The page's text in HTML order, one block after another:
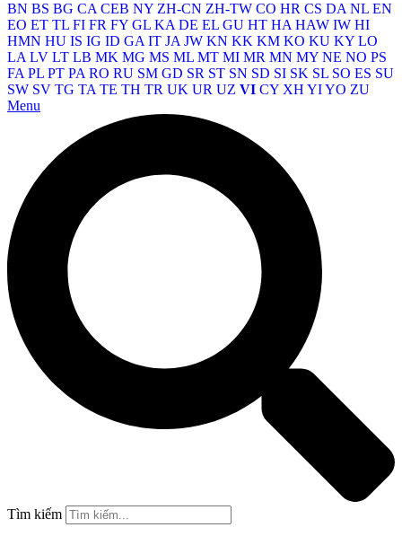
BN BS BG CA CEB NY ZH-CN ZH-TW CO HR CS DA NL EN
EO ET TL FI FR FY GL KA DE EL GU HT HA HAW IW HI
HMN HU IS IG ID GA IT JA JW KN KK KM KO KU KY LO
LA LV LT LB MK MG MS ML MT MI MR MN MY NE NO PS
FA PL PT PA RO RU SM GD SR ST SN SD SI SK SL SO ES SU
SW SV TG TA TE TH TR UK UR UZ VI CY XH YIYO ZU
Menu
Tìm kiếm